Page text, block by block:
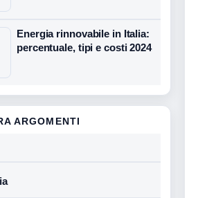
Energia rinnovabile in Italia:
percentuale, tipi e costi 2024
ARGOMENTI